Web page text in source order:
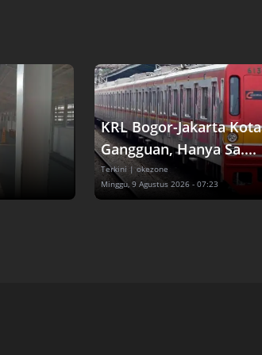
KRL Bogor-Jakarta Kota
Gangguan, Hanya Sa....
Terkini | okezone
Minggu, 9 Agustus 2026 - 07:23